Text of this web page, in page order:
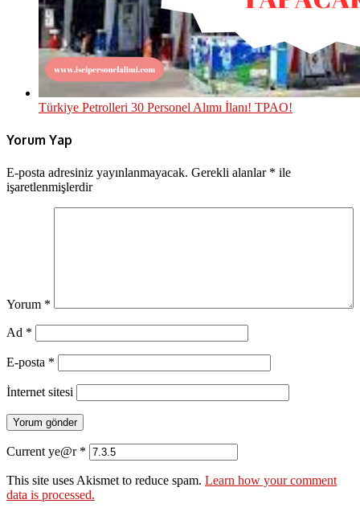
Türkiye Petrolleri 30 Personel Alımı İlanı! TPAO!
Yorum Yap
E-posta adresiniz yayınlanmayacak. Gerekli alanlar * ile
işaretlenmişlerdir
Yorum *
Ad *
E-posta *
İnternet sitesi
Current ye@r *
This site uses Akismet to reduce spam. Learn how your comment
data is processed.